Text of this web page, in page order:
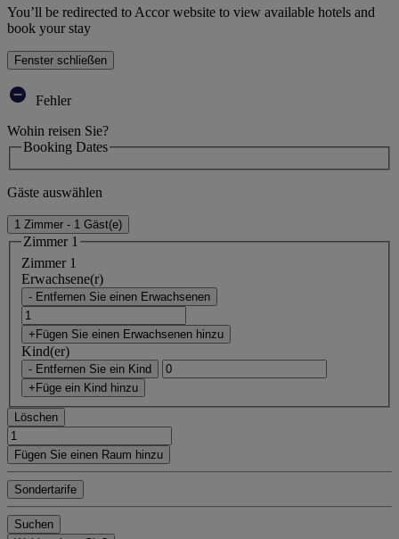
You’ll be redirected to Accor website to view available hotels and
book your stay
Fenster schließen
Fehler
Wohin reisen Sie?
Booking Dates
Gäste auswählen
1 Zimmer - 1 Gäst(e)
Zimmer 1
Zimmer 1
Erwachsene(r)
- Entfernen Sie einen Erwachsenen
+Fügen Sie einen Erwachsenen hinzu
Kind(er)
- Entfernen Sie ein Kind
+Füge ein Kind hinzu
Löschen
Fügen Sie einen Raum hinzu
Sondertarife
Suchen